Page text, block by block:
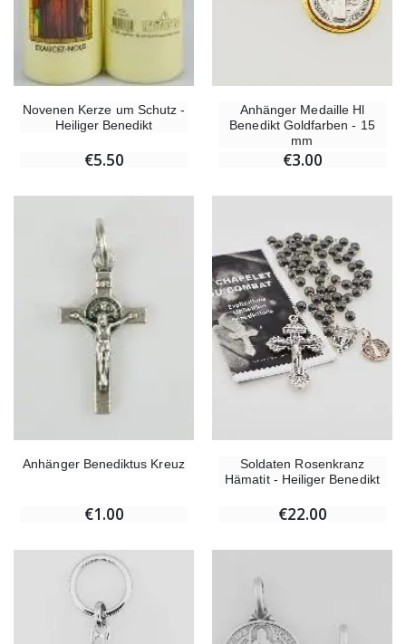
Novenen Kerze um Schutz -
Heiliger Benedikt
€5.50
Anhänger Medaille Hl
Benedikt Goldfarben - 15
mm
€3.00
Anhänger Benediktus Kreuz
€1.00
Soldaten Rosenkranz
Hämatit - Heiliger Benedikt
€22.00